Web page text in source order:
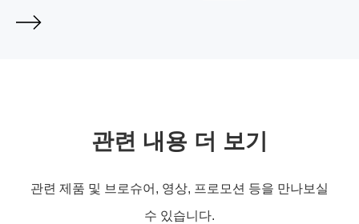
관련 내용 더 보기
관련 제품 및 브로슈어, 영상, 프로모션 등을 만나보실
수 있습니다.